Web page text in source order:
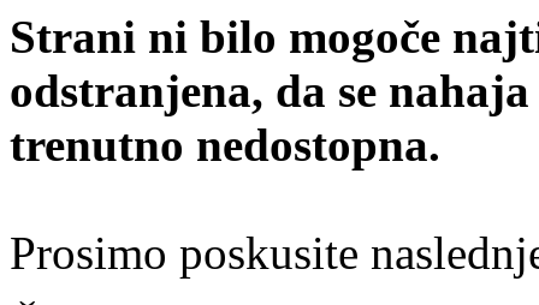
Strani ni bilo mogoče
odstranjena, da se
trenutno nedostopna.
Prosimo poskusite